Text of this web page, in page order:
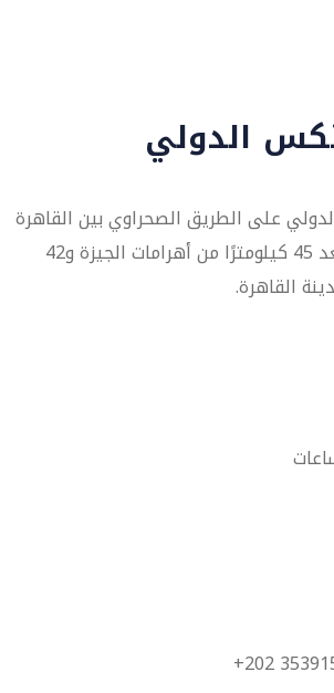
الدولي
على الطريق الصحراوي بين القاهرة
والإسكندرية، على بعد 45 كيلومترًا من أهرامات الجيزة و42
القاهرة.